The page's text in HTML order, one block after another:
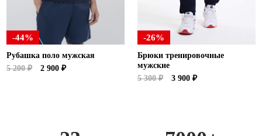
-44%
Рубашка поло мужская
5 200 ₽
2 900 ₽
-26%
Брюки тренировочные
мужские
5 300 ₽
3 900 ₽